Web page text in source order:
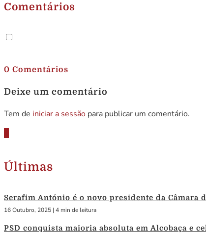
Comentários
0 Comentários
Deixe um comentário
Tem de iniciar a sessão para publicar um comentário.
Últimas
Serafim António é o novo presidente da Câmara
16 Outubro, 2025 | 4 min de leitura
PSD conquista maioria absoluta em Alcobaça e